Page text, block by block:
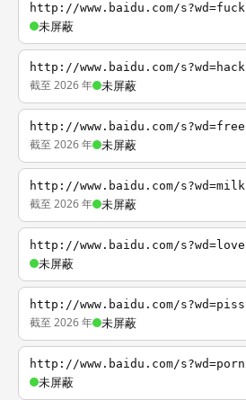
http://www.baidu.com/s?wd=fuck
未屏蔽
http://www.baidu.com/s?wd=hack
截至 2026 年 未屏蔽
http://www.baidu.com/s?wd=free
截至 2026 年 未屏蔽
http://www.baidu.com/s?wd=milk
截至 2026 年 未屏蔽
http://www.baidu.com/s?wd=love
未屏蔽
http://www.baidu.com/s?wd=piss
截至 2026 年 未屏蔽
http://www.baidu.com/s?wd=porn
未屏蔽